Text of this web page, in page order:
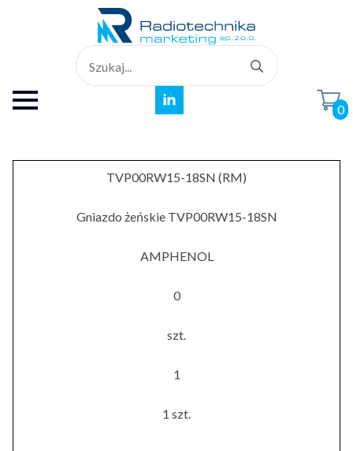
for:
0
TVP00RW15-18SN (RM)
Gniazdo żeńskie TVP00RW15-18SN
AMPHENOL
0
szt.
1
1 szt.